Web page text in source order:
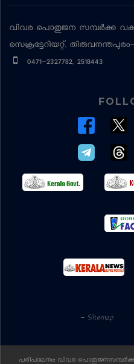
വിവര പൊതുജന സമ്പര്‍ക്ക
സെക്രട്ടേറിയറ്റ്, തിരുവനന്തപുരം-
0471-2327782, 2518443
- Sitemap
പരിപാലനം: വിവര